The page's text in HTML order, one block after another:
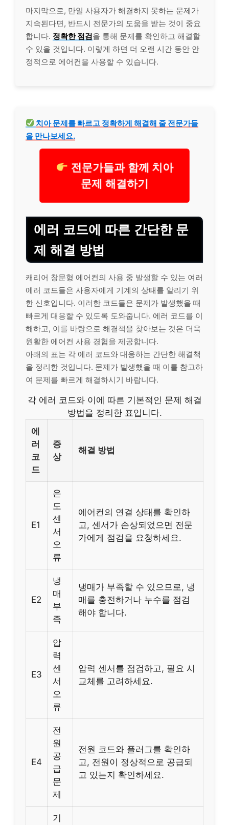
마지막으로, 만일 사용자가 해결하지 못하는 문제가
지속된다면, 반드시 전문가의 도움을 받는 것이 중요
합니다. 정확한 점검을 통해 문제를 확인하고 해결할
수 있을 것입니다. 이렇게 하면 더 오랜 시간 동안 안
정적으로 에어컨을 사용할 수 있습니다.
치아문제를 빠르고 정확하게 해결해 줄 전문가들
을 만나보세요.
전문가들과 함께 치아
문제 해결하기
에러 코드에 따른 간단한 문
제 해결 방법
캐리어 창문형 에어컨의 사용 중 발생할 수 있는 여러
에러 코드들은 사용자에게 기계의 상태를 알리기 위
한 신호입니다. 이러한 코드들은 문제가 발생했을 때
빠르게 대응할 수 있도록 도와줍니다. 에러 코드를 이
해하고, 이를 바탕으로 해결책을 찾아보는 것은 더욱
원활한 에어컨 사용 경험을 제공합니다.
아래의 표는 각 에러 코드와 대응하는 간단한 해결책
을 정리한 것입니다. 문제가 발생했을 때 이를 참고하
여 문제를 빠르게 해결하시기 바랍니다.
각 에러 코드와 이에 따른 기본적인 문제 해결
방법을 정리한 표입니다.
에
러
코
드
증
상
해결 방법
E1
온
도
센
서
오
류
에어컨의 연결 상태를 확인하
고, 센서가 손상되었으면 전문
가에게 점검을 요청하세요.
E2
냉
매
부
족
냉매가 부족할 수 있으므로, 냉
매를 충전하거나 누수를 점검
해야 합니다.
E3
압
력
센
서
오
류
압력 센서를 점검하고, 필요 시
교체를 고려하세요.
E4
전
원
공
급
문
제
전원 코드와 플러그를 확인하
고, 전원이 정상적으로 공급되
고 있는지 확인하세요.
기